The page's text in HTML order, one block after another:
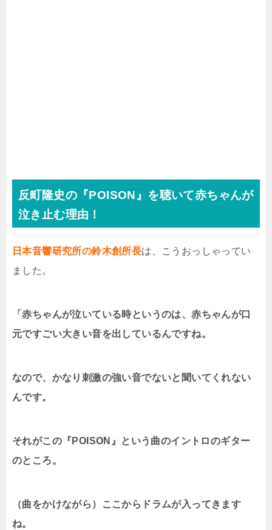
反町隆史の『POISON』を聴いて赤ちゃんが
泣き止む理由！
日本音響研究所の鈴木創所長は、こうおっしゃってい
ました。
「赤ちゃんが泣いている時というのは、赤ちゃんが口
元ですごい大きい音を出しているんですね。
なので、かなり刺激の強い音でないと聞いてくれない
んです。
それがこの『POISON』という曲のイントロのギター
のところ。
（曲をかけながら）ここからドラムが入ってきます
ね。